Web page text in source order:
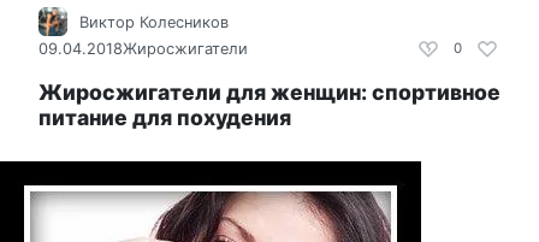
0
Виктор Колесников
09.04.2018Жиросжигатели
Жиросжигатели для женщин: спортивное
питание для похудения